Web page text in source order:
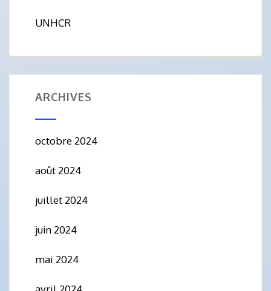
UNHCR
ARCHIVES
octobre 2024
août 2024
juillet 2024
juin 2024
mai 2024